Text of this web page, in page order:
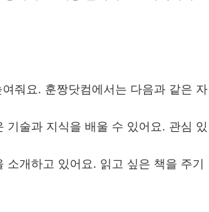
줘요. 훈짱닷컴에서는 다음과 같은 자
기술과 지식을 배울 수 있어요. 관심 있
소개하고 있어요. 읽고 싶은 책을 주기